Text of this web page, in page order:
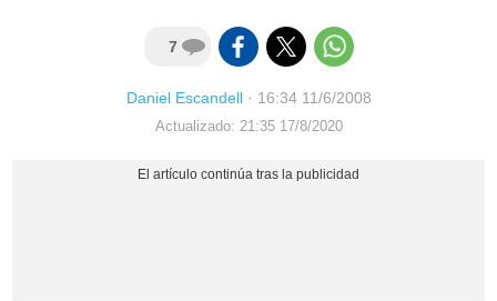
7
Daniel Escandell· 16:34 11/6/2008
Actualizado: 21:35 17/8/2020